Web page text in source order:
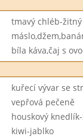
tmavý chléb-žitný
bíla káva,čaj s
kuřecí vývar se
vepřová pečeně
houskový
kiwi-jablko